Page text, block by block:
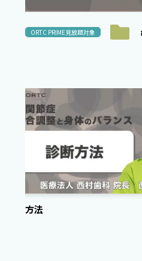
ORTC PRIME見放題対象
診断方法